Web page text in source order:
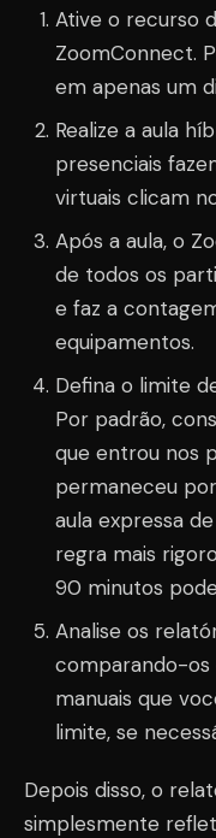
Ative o recurso
ZoomConnect.
em apenas um
Realize a aula
presenciais
virtuais clicam
Após a aula, o
de todos os
e faz a
equipamentos.
Defina o limite
Por padrão,
que entrou nos
permaneceu
aula expressa
regra mais
90 minutos
Analise os
comparando-os
manuais que
limite, se
Depois disso, o
simplesmente